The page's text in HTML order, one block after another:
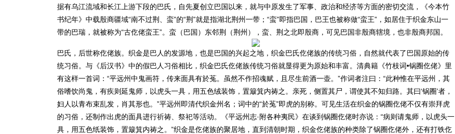
据有乌江流域和长江上游下段的巴氏，自先夏创立巴国以来，就与中原发生了军事、政治和经济等方面的密切交流，《今本竹
书纪年》中载殷商疆域“南不过荆、蛮”的“荆”就是指湖北荆州一带；“蛮”即指巴国，巴王也被称做“蛮王”，如居住于织金东山一
带的巴瑞，就被称为“古仡佬蛮王”。蛮（巴国）东邻荆（荆州），蛮、荆之北即殷商，可见巴国非殷商辖境，也非殷商邦国。
巴氏，后世称仡佬族。织金是巴人的发源地，也是巴国的兴起之地，织金巴氏仡佬族的传统习俗，自然就代表了巴国原始的传
统习俗。与《后汉书》中的假巴人习俗相比，织金巴氏仡佬族传统习俗就显得更为原始和丰富。清典籍《竹枝词•锅圈仡佬》里
有这样一首词：“平远州中鬼画符，传来面具有於菟。虽然不作招魂赋，且尽生前酒一壶。”作词者注曰：“此种惟在平远州，其
俗嗜饮尚鬼，有疾则延鬼师，以虎头一具，用五色绒装饰，置簸箕内祷之。亲死，侧置其尸，谓使其不知归路。其曰‘锅圈’者，
妇人以青布束乱发，肖其形也。”平远州即清代织金州名；词中的“於菟”即虎的别称。可见生活在织金的锅圈仡佬不仅有崇拜虎
的习俗，还制作出虎的面具进行祈祷、祭祀等活动。《平远州志·附各种夷民》在谈到锅圈仡佬时亦说：“病则请鬼师，以虎头一
具，用五色纸装饰，置簸箕内祷之。”织金是仡佬族的聚居地，直到清朝时期，织金仡佬族的种类除了锅圈仡佬外，还有打铁仡